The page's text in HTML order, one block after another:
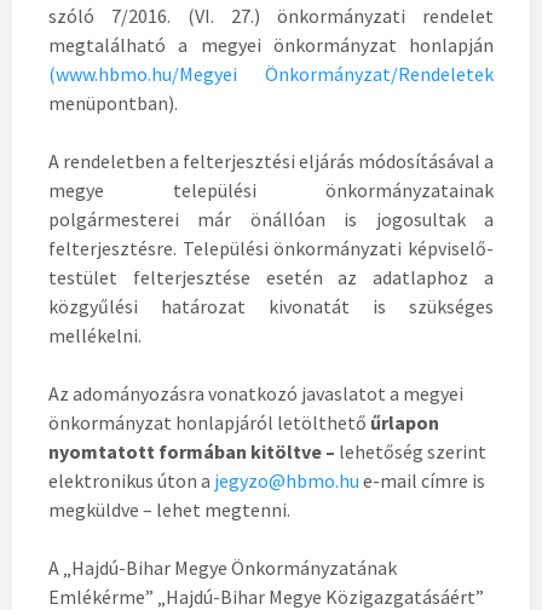
szóló 7/2016. (VI. 27.) önkormányzati rendelet
megtalálható a megyei önkormányzat honlapján
(www.hbmo.hu/Megyei Önkormányzat/Rendeletek
menüpontban).
A rendeletben a felterjesztési eljárás módosításával a
megye települési önkormányzatainak
polgármesterei már önállóan is jogosultak a
felterjesztésre. Települési önkormányzati képviselő-
testület felterjesztése esetén az adatlaphoz a
közgyűlési határozat kivonatát is szükséges
mellékelni.
Az adományozásra vonatkozó javaslatot a megyei
önkormányzat honlapjáról letölthető űrlapon
nyomtatott formában kitöltve – lehetőség szerint
elektronikus úton a jegyzo@hbmo.hu e-mail címre is
megküldve – lehet megtenni.
A „Hajdú-Bihar Megye Önkormányzatának
Emlékérme” „Hajdú-Bihar Megye Közigazgatásáért”